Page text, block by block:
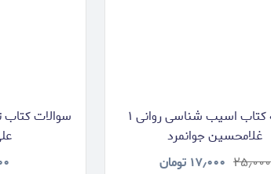
خلاصه کتاب اسیب شناسی روانی ۱
غلامحسین جوانمرد
۲۵٫۰۰۰ ۱۷٫۰۰۰ تومان
سوالات کتاب